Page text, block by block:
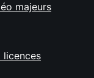
majeurs
licences